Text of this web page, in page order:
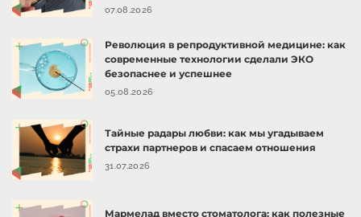
07.08.2026
Революция в репродуктивной медицине: как
современные технологии сделали ЭКО
безопаснее и успешнее
05.08.2026
Тайные радары любви: как мы угадываем
страхи партнеров и спасаем отношения
31.07.2026
Мармелад вместо стоматолога: как полезные